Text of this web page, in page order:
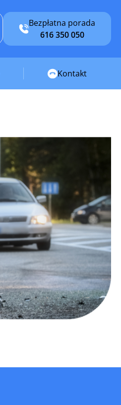
Bezpłatna porada
616 350 050
Kontakt